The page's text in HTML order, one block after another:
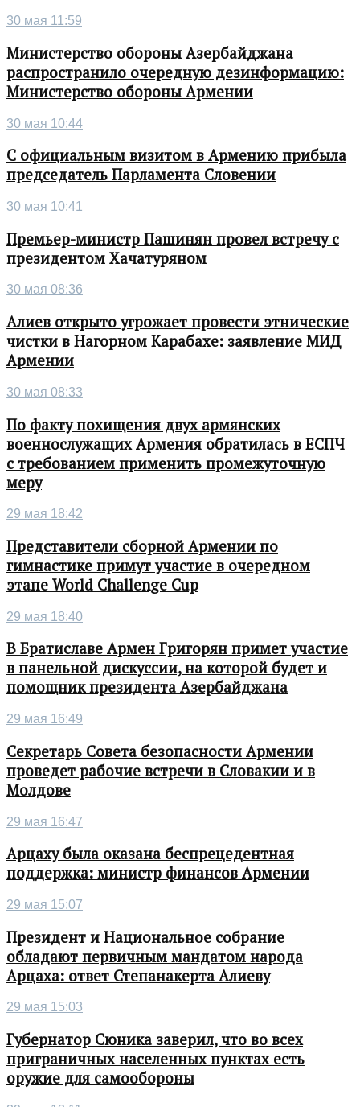
30 мая 11:59
Министерство обороны Азербайджана
распространило очередную дезинформацию:
Министерство обороны Армении
30 мая 10:44
С официальным визитом в Армению прибыла
председатель Парламента Словении
30 мая 10:41
Премьер-министр Пашинян провел встречу с
президентом Хачатуряном
30 мая 08:36
Алиев открыто угрожает провести этнические
чистки в Нагорном Карабахе: заявление МИД
Армении
30 мая 08:33
По факту похищения двух армянских
военнослужащих Армения обратилась в ЕСПЧ
с требованием применить промежуточную
меру
29 мая 18:42
Представители сборной Армении по
гимнастике примут участие в очередном
этапе World Challenge Cup
29 мая 18:40
В Братиславе Армен Григорян примет участие
в панельной дискуссии, на которой будет и
помощник президента Азербайджана
29 мая 16:49
Секретарь Совета безопасности Армении
проведет рабочие встречи в Словакии и в
Молдове
29 мая 16:47
Арцаху была оказана беспрецедентная
поддержка: министр финансов Армении
29 мая 15:07
Президент и Национальное собрание
обладают первичным мандатом народа
Арцаха: ответ Степанакерта Алиеву
29 мая 15:03
Губернатор Сюника заверил, что во всех
приграничных населенных пунктах есть
оружие для самообороны